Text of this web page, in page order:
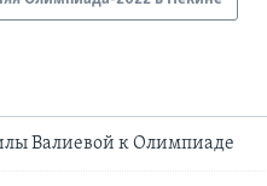
Валиевой к Олимпиаде